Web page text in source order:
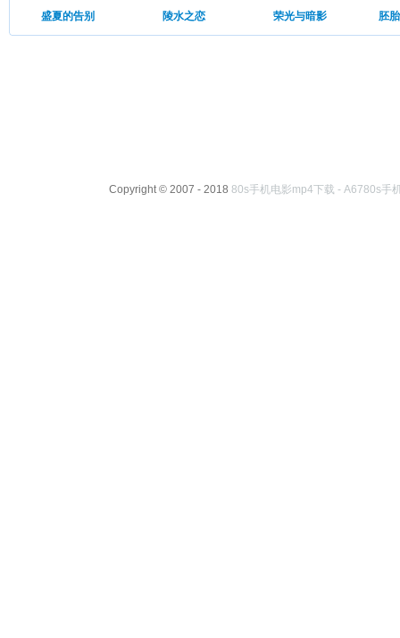
盛夏的告别 陵水之恋 荣光与暗影 胚
Copyright © 2007 - 2018 80s手机电影mp4下载 - A6780s手